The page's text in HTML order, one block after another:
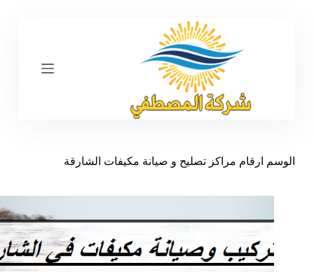
ت
و
ى
الوسم ارقام مراكز تصليح و صيانة مكيفات الشارقة